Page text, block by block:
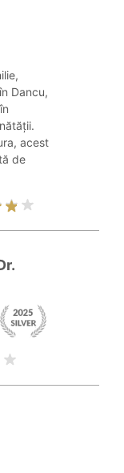
Dancu,
acest
de